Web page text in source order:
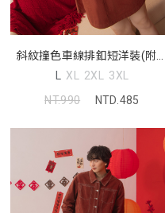
斜紋撞色車線排釦短洋裝(附皮
帶)
L XL 2XL 3XL
NT.990
NTD.485